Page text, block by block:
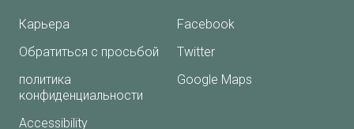
Карьера
Обратиться с просьбой
политика
конфиденциальности
Accessibility
Facebook
Twitter
Google Maps